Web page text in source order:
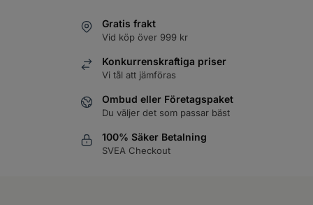
Gratis frakt
Vid köp över 999 kr
Konkurrenskraftiga priser
Vi tål att jämföras
Ombud eller Företagspaket
Du väljer det som passar bäst
100% Säker Betalning
SVEA Checkout